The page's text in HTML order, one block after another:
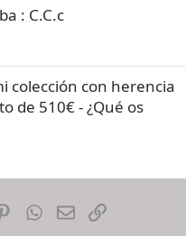
: C.C.c
colección con herencia
de 510€ - ¿Qué os
PinterestWhatsApp
EmailEnlace